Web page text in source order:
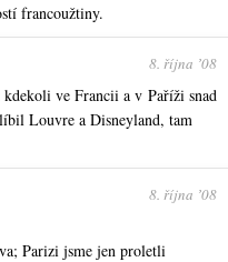
francoužtiny.
8. října ʼ08
ve Francii a v Paříži snad
Louvre a Disneyland, tam
8. října ʼ08
Parizi jsme jen proletli